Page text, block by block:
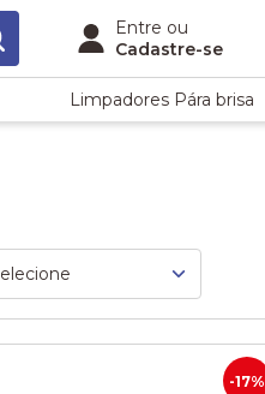
Entre ou
Cadastre-se
Limpadores Pára brisa
-17%